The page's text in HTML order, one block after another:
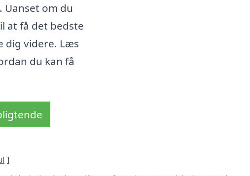
om du
at få det bedste
dig videre. Læs
du kan få